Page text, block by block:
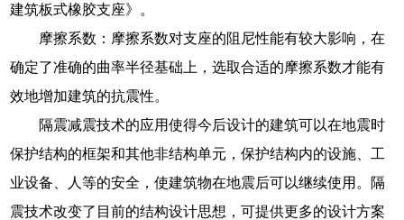
建筑板式橡胶支座》。
摩擦系数：摩擦系数对支座的阻尼性能有较大影响，在
确定了准确的曲率半径基础上，选取合适的摩擦系数才能有
效地增加建筑的抗震性。
隔震减震技术的应用使得今后设计的建筑可以在地震时
保护结构的框架和其他非结构单元，保护结构内的设施、工
业设备、人等的安全，使建筑物在地震后可以继续使用。隔
震技术改变了目前的结构设计思想，可提供更多的设计方案